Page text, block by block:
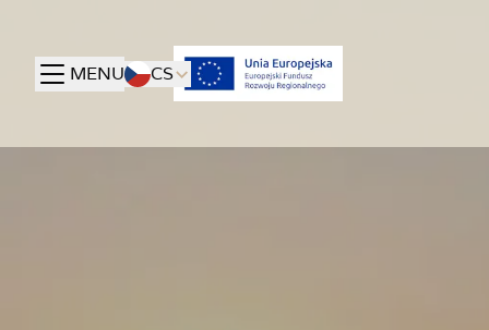
MENU CS